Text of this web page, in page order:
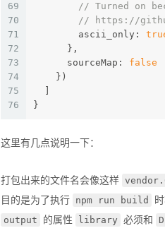
69
70
71
72
73
74
75
76
// Turned on
// https://
        ascii_only:
      },
      sourceMap:
false
    })
}
这里有几点说明一下：
打包出来的文件名会像这样
目的是为了执行
npm run build
output 的属性 library 必须和